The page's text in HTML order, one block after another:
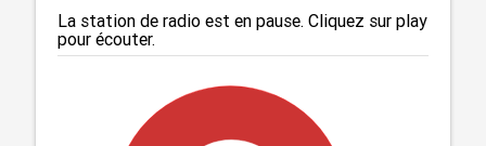
La station de radio est en pause. Cliquez sur play
pour écouter.